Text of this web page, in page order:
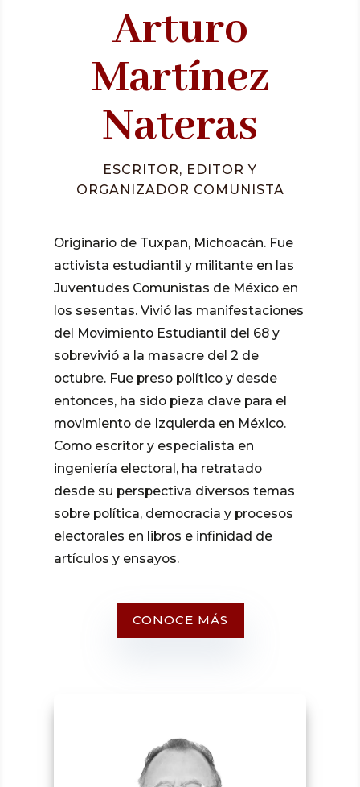
Arturo
Martínez
Nateras
ESCRITOR, EDITOR Y
ORGANIZADOR COMUNISTA
Originario de Tuxpan, Michoacán. Fue
activista estudiantil y militante en las
Juventudes Comunistas de México en
los sesentas. Vivió las manifestaciones
del Movimiento Estudiantil del 68 y
sobrevivió a la masacre del 2 de
octubre. Fue preso político y desde
entonces, ha sido pieza clave para el
movimiento de Izquierda en México.
Como escritor y especialista en
ingeniería electoral, ha retratado
desde su perspectiva diversos temas
sobre política, democracia y procesos
electorales en libros e infinidad de
artículos y ensayos.
CONOCE MÁS